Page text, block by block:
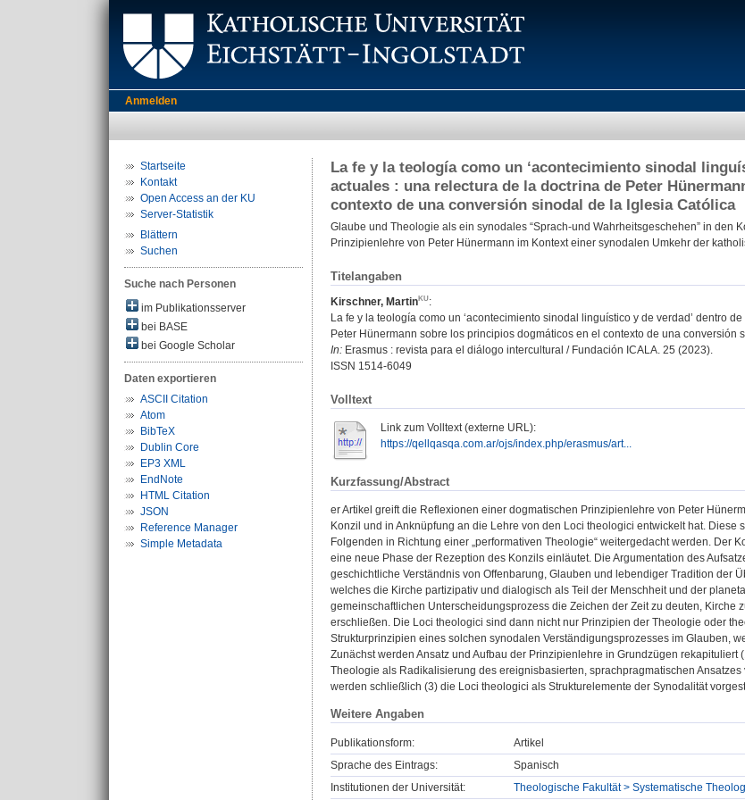
Anmelden
Startseite
Kontakt
Open Access an der KU
Server-Statistik
Blättern
Suchen
Suche nach Personen
im Publikationsserver
bei BASE
bei Google Scholar
Daten exportieren
ASCII Citation
Atom
BibTeX
Dublin Core
EP3 XML
EndNote
HTML Citation
JSON
Reference Manager
Simple Metadata
La fe y la teología como un ‘acontecimiento sinodal
actuales : una relectura de la doctrina de Peter
contexto de una conversión sinodal de la Iglesia Católica
Glaube und Theologie als ein synodales “Sprach-und Wahrheitsgeschehen” in den
Prinzipienlehre von Peter Hünermann im Kontext einer synodalen Umkehr der
Titelangaben
Kirschner, Martin
:
La fe y la teología como un ‘acontecimiento sinodal linguístico y de verdad’ dentro
Peter Hünermann sobre los principios dogmáticos en el contexto de una conversión
In: Erasmus : revista para el diálogo intercultural / Fundación ICALA. 25 (2023).
ISSN 1514-6049
Volltext
Link zum Volltext (externe URL):
https://qellqasqa.com.ar/ojs/index.php/erasmus/art...
Kurzfassung/Abstract
er Artikel greift die Reflexionen einer dogmatischen Prinzipienlehre von Peter
Konzil und in Anknüpfung an die Lehre von den Loci theologici entwickelt hat.
Folgenden in Richtung einer „performativen Theologie“ weitergedacht werden. Der
eine neue Phase der Rezeption des Konzils einläutet. Die Argumentation des
geschichtliche Verständnis von Offenbarung, Glauben und lebendiger Tradition der
welches die Kirche partizipativ und dialogisch als Teil der Menschheit und der
gemeinschaftlichen Unterscheidungsprozess die Zeichen der Zeit zu deuten,
erschließen. Die Loci theologici sind dann nicht nur Prinzipien der Theologie oder
Strukturprinzipien eines solchen synodalen Verständigungsprozesses im Glauben,
Zunächst werden Ansatz und Aufbau der Prinzipienlehre in Grundzügen
Theologie als Radikalisierung des ereignisbasierten, sprachpragmatischen
werden schließlich (3) die Loci theologici als Strukturelemente der Synodalität
Weitere Angaben
Publikationsform:
Artikel
Sprache des Eintrags:
Spanisch
Institutionen der Universität:
Theologische Fakultät > Systematische